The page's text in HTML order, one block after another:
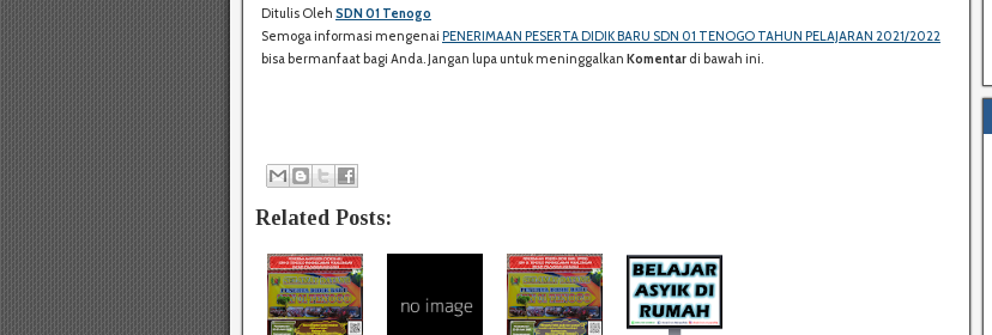
Ditulis Oleh SDN 01 Tenogo
Semoga informasi mengenai PENERIMAAN PESERTA DIDIK BARU SDN 01 TENOGO TAHUN PELAJARAN 2021/2022
bisa bermanfaat bagi Anda. Jangan lupa untuk meninggalkan Komentar di bawah ini.
Related Posts: